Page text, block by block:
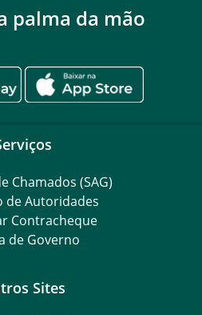
palma da mão
Chamados (SAG)
de Autoridades
Contracheque
de Governo
Sites